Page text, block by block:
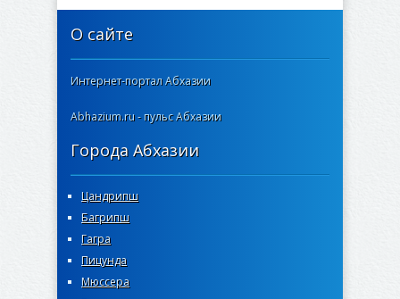
О сайте
Интернет-портал Абхазии
Abhazium.ru - пульс Абхазии
Города Абхазии
Цандрипш
Багрипш
Гагра
Пицунда
Мюссера